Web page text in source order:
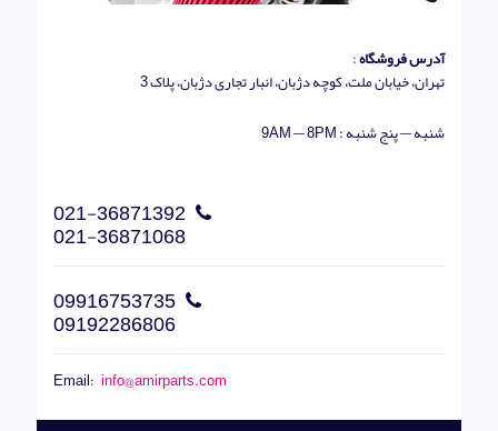
آدرس فروشگاه:
تهران، خیابان ملت، کوچه دژبان، انبار تجاری دژبان، پلاک 3
شنبه — پنج شنبه : 9AM — 8PM
021-36871392
021-36871068
09916753735
09192286806
Email: info@amirparts.com